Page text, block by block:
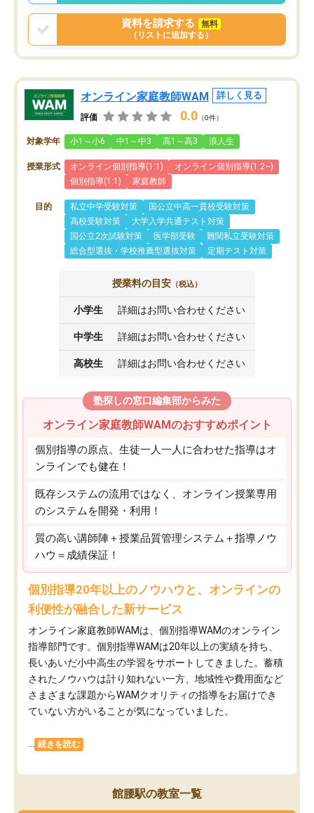
資料を請求する
無料
（リストに追加する）
オンライン家庭教師WAM 詳しく見る
評価 0.0 （0件）
対象学年 小1～小6 中1～中3 高1～高3 浪人生
授業形式 オンライン個別指導(1:1)
オンライン個別指導(1:2~)
個別指導(1:1)
家庭教師
目的 私立中学受験対策
国公立中高一貫校受験対策
高校受験対策
大学入学共通テスト対策
国公立2次試験対策
医学部受験
難関私立受験対策
総合型選抜・学校推薦型選抜対策
定期テスト対策
授業料の目安 （税込）
小学生 詳細はお問い合わせください
中学生 詳細はお問い合わせください
高校生 詳細はお問い合わせください
塾探しの窓口編集部からみた
オンライン家庭教師WAMのおすすめポイント
個別指導の原点。生徒一人一人に合わせた指導はオ
ンラインでも健在！
既存システムの流用ではなく、オンライン授業専用
のシステムを開発・利用！
質の高い講師陣＋授業品質管理システム＋指導ノウ
ハウ＝成績保証！
個別指導20年以上のノウハウと、オンラインの
利便性が融合した新サービス
オンライン家庭教師WAMは、個別指導WAMのオンライン
指導部門です。個別指導WAMは20年以上の実績を持ち、
長いあいだ小中高生の学習をサポートしてきました。蓄積
されたノウハウは計り知れない一方、地域性や費用面など
さまざまな課題からWAMクオリティの指導をお届けでき
ていない方がいることが気になっていました。
続きを読む
館腰駅の教室一覧